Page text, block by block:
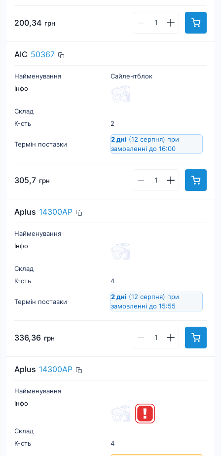
200,34 грн
AIC 50367
Найменування
Сайлентблок
Інфо
Склад
К-cть
2
Термін поставки
2 дні (12 серпня) при
замовленні до 16:00
305,7 грн
Aplus 14300AP
Найменування
Інфо
Склад
К-cть
4
Термін поставки
2 дні (12 серпня) при
замовленні до 15:55
336,36 грн
Aplus 14300AP
Найменування
Інфо
Склад
К-cть
4